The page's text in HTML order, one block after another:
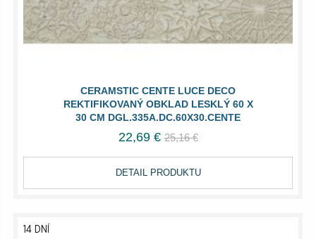
CERAMSTIC CENTE LUCE DECO
REKTIFIKOVANÝ OBKLAD LESKLÝ 60 X
30 CM DGL.335A.DC.60X30.CENTE
22,69 € 25,16 €
DETAIL PRODUKTU
14 DNÍ